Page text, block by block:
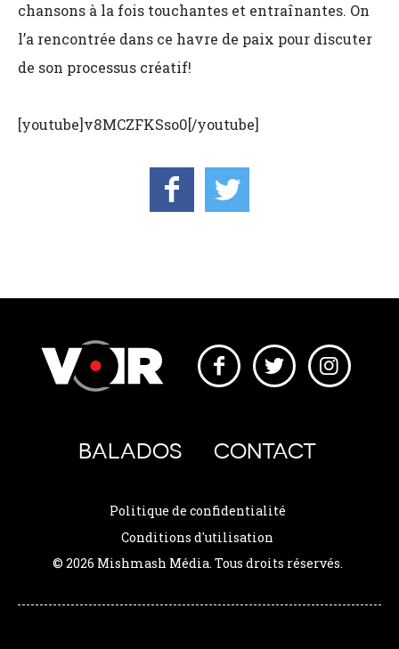
chansons à la fois touchantes et entraînantes. On
l’a rencontrée dans ce havre de paix pour discuter
de son processus créatif!
[youtube]v8MCZFKSso0[/youtube]
BALADOS CONTACT
Politique de confidentialité
Conditions d'utilisation
© 2026 Mishmash Média. Tous droits réservés.